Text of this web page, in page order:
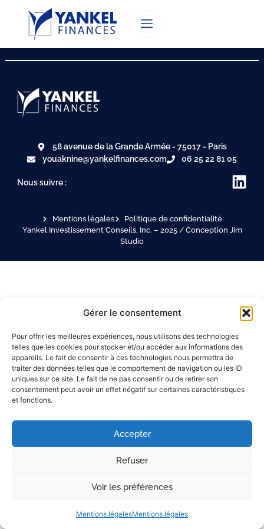
Gérer le consentement
Pour offrir les meilleures expériences, nous utilisons des technologies
telles que les cookies pour stocker et/ou accéder aux informations des
appareils. Le fait de consentir à ces technologies nous permettra de
traiter des données telles que le comportement de navigation ou les ID
uniques sur ce site. Le fait de ne pas consentir ou de retirer son
consentement peut avoir un effet négatif sur certaines caractéristiques
et fonctions.
Accepter
Refuser
Voir les préférences
Mentions légalesMentions légales
Nous suivre :
58 avenue de la Grande Armée - 75017 - Paris
youaknine@yankelfinances.com
06 25 22 81 05
Mentions légales
Politique de confidentialité
Yankel Investissement Conseils, Inc. – 2025 / Conception Jim
Studio